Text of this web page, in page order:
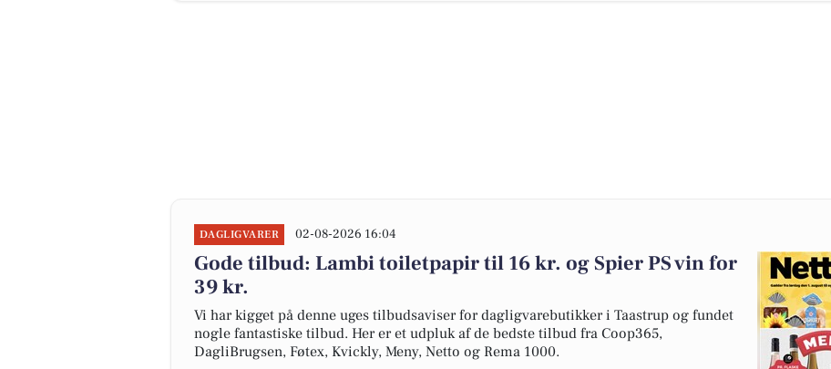
DAGLIGVARER 02-08-2026 16:04
Gode tilbud: Lambi toiletpapir til 16 kr. og Spier PS vin for
39 kr.
Vi har kigget på denne uges tilbudsaviser for dagligvarebutikker i Taastrup og fundet
nogle fantastiske tilbud. Her er et udpluk af de bedste tilbud fra Coop365,
DagliBrugsen, Føtex, Kvickly, Meny, Netto og Rema 1000.